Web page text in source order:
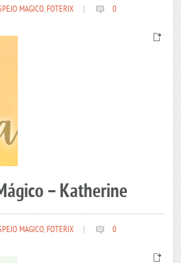
MAGICO,FOTERIX 0
– Katherine
MAGICO,FOTERIX 0